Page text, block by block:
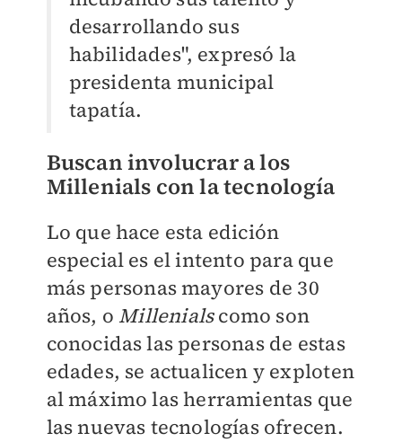
desarrollando sus
habilidades", expresó la
presidenta municipal
tapatía.
Buscan involucrar a los
Millenials con la tecnología
Lo que hace esta edición
especial es el intento para que
más personas mayores de 30
años, o Millenialscomo son
conocidas las personas de estas
edades, se actualicen y exploten
al máximo las herramientas que
las nuevas tecnologías ofrecen.